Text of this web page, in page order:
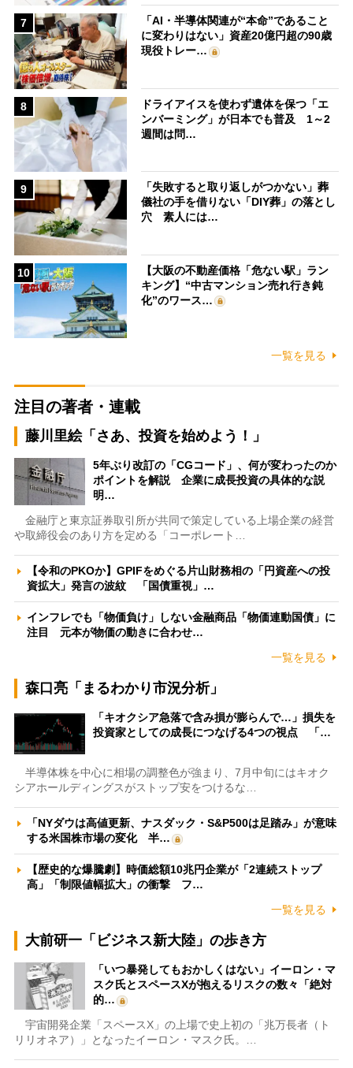
7
「AI・半導体関連が“本命”であること
に変わりはない」資産20億円超の90歳
現役トレー…
8
ドライアイスを使わず遺体を保つ「エ
ンバーミング」が日本でも普及 1～2
週間は問…
9
「失敗すると取り返しがつかない」葬
儀社の手を借りない「DIY葬」の落とし
穴 素人には…
10
【大阪の不動産価格「危ない駅」ラン
キング】“中古マンション売れ行き鈍
化”のワース…
一覧を見る
注目の著者・連載
藤川里絵「さあ、投資を始めよう！」
5年ぶり改訂の「CGコード」、何が変わったのか
ポイントを解説 企業に成長投資の具体的な説
明…
金融庁と東京証券取引所が共同で策定している上場企業の経営
や取締役会のあり方を定める「コーポレート…
【令和のPKOか】GPIFをめぐる片山財務相の「円資産への投
資拡大」発言の波紋 「国債重視」…
インフレでも「物価負け」しない金融商品「物価連動国債」に
注目 元本が物価の動きに合わせ…
一覧を見る
森口亮「まるわかり市況分析」
「キオクシア急落で含み損が膨らんで…」損失を
投資家としての成長につなげる4つの視点 「…
半導体株を中心に相場の調整色が強まり、7月中旬にはキオク
シアホールディングスがストップ安をつけるな…
「NYダウは高値更新、ナスダック・S&P500は足踏み」が意味
する米国株市場の変化 半…
【歴史的な爆騰劇】時価総額10兆円企業が「2連続ストップ
高」「制限値幅拡大」の衝撃 フ…
一覧を見る
大前研一「ビジネス新大陸」の歩き方
「いつ暴発してもおかしくはない」イーロン・マ
スク氏とスペースXが抱えるリスクの数々「絶対
的…
宇宙開発企業「スペースX」の上場で史上初の「兆万長者（ト
リリオネア）」となったイーロン・マスク氏。…